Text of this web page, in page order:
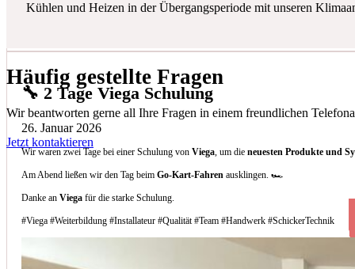
🔧 2 Tage Viega Schulung
26. Januar 2026
Wir waren zwei Tage bei einer Schulung vonViega, um dieneuesten Produkte und
Am Abend ließen wir den Tag beimGo-Kart-Fahren ausklingen. 🏎️
Danke anViega für die starke Schulung.
#Viega #Weiterbildung #Installateur #Qualität #Team #Handwerk #SchickerTechnik
Kühlen und Heizen in der Übergangsperiode mit unseren
Häufig gestellte Fragen
Wir beantworten gerne all Ihre Fragen in einem freundlichen
Jetzt kontaktieren
Welche Arten von Klimaanlagen installieren